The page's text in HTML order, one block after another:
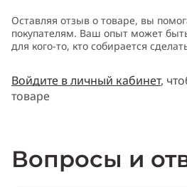
Оставляя отзыв о товаре, вы
покупателям. Ваш опыт может
для кого-то, кто собирается
Войдите в личный кабинет,
товаре
Вопросы и